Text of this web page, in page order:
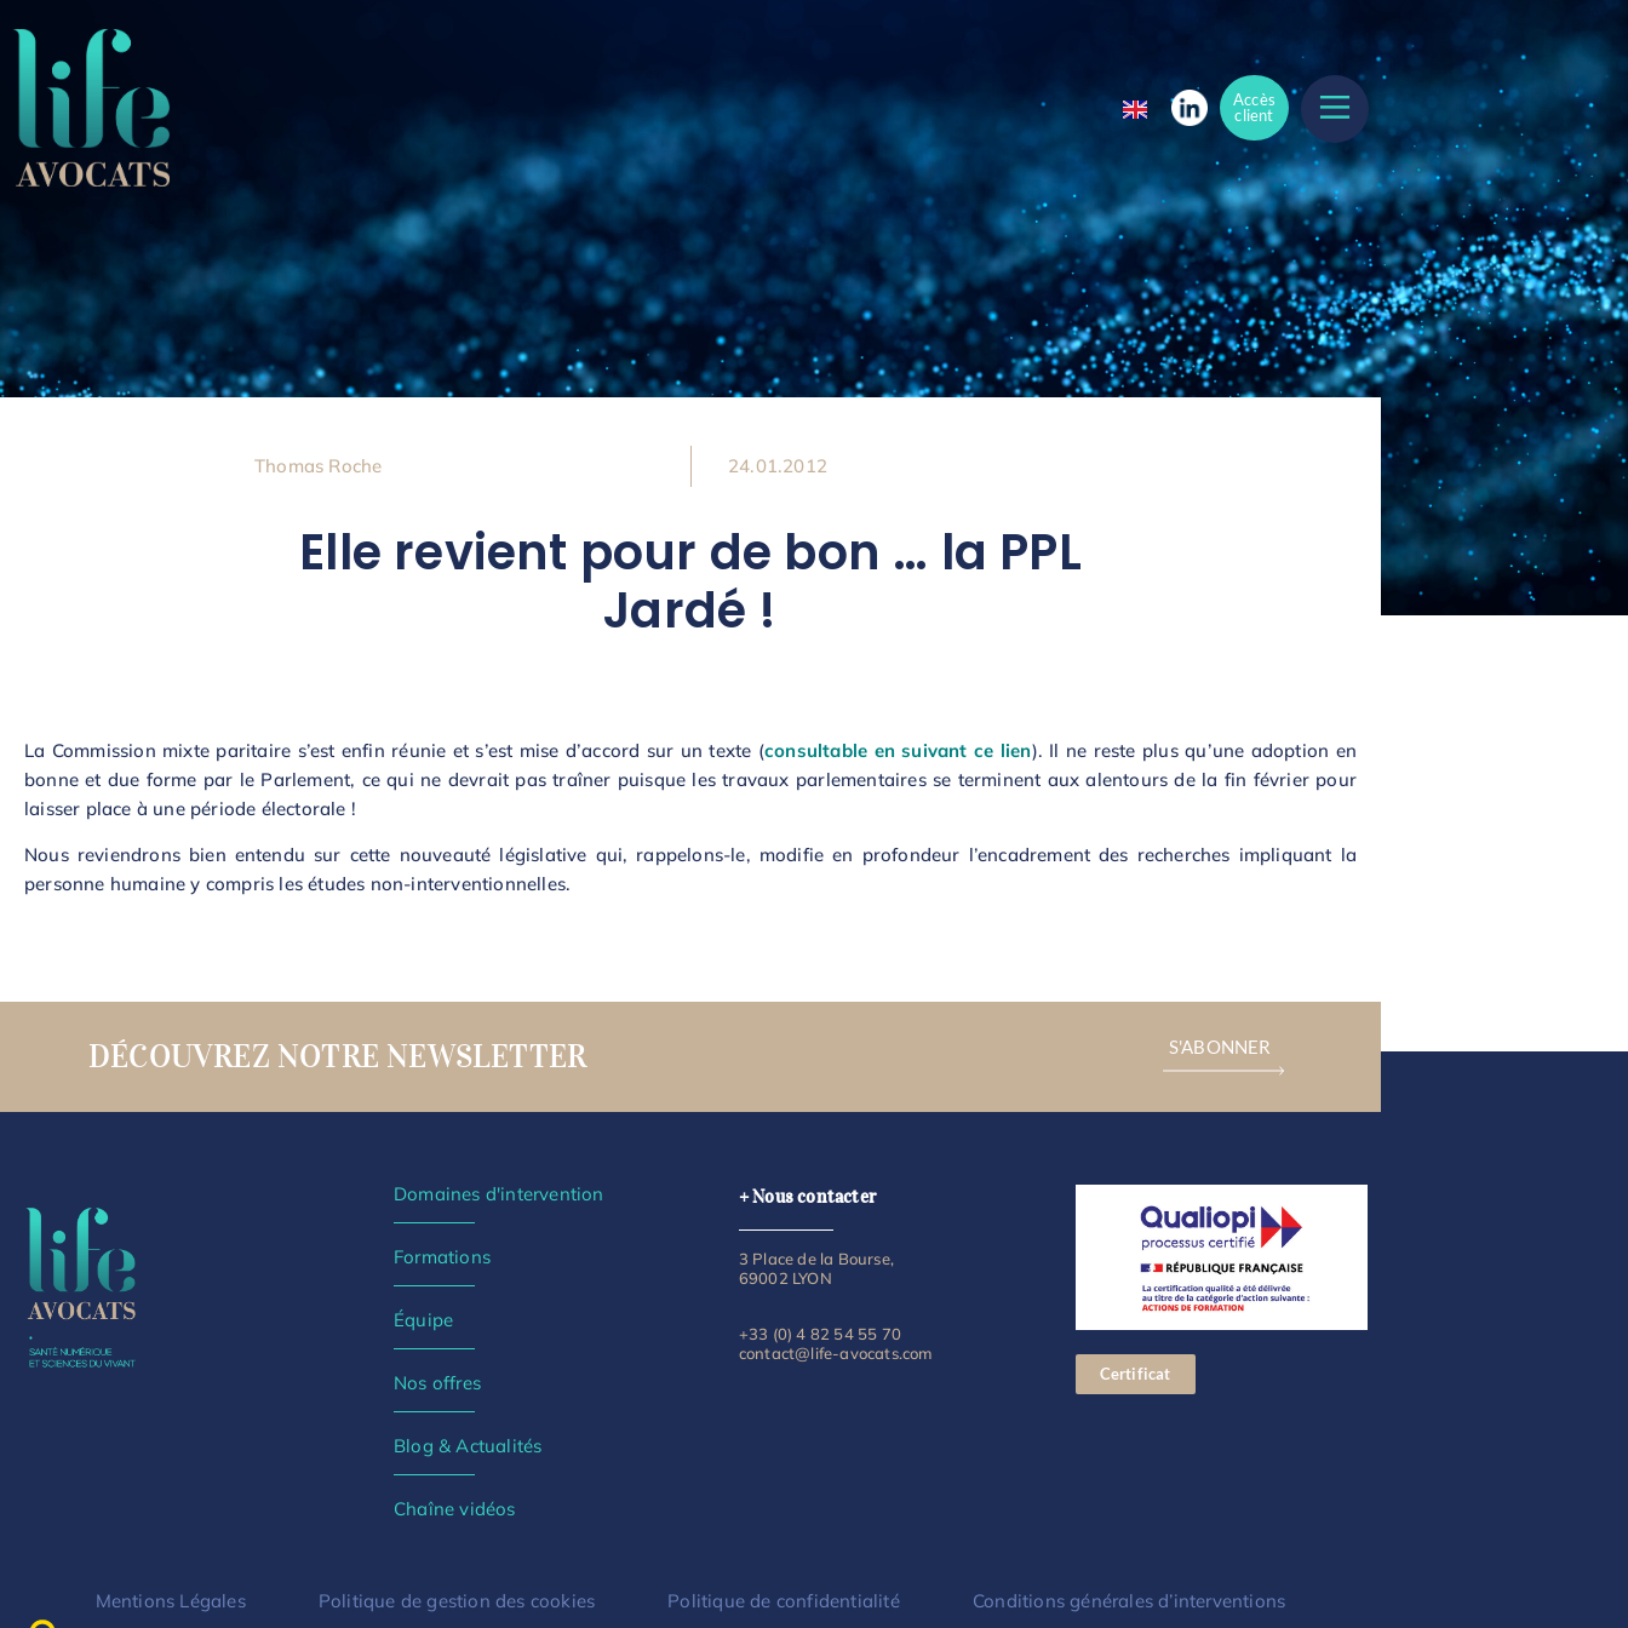
client
Accès
client
Thomas Roche 24.01.2012
Elle revient pour de bon … la PPL
Jardé !
La Commission mixte paritaire s’est enfin réunie et s’est mise d’accord sur un texte (consultable en suivant ce lien). Il ne reste plus qu’une adoption en
bonne et due forme par le Parlement, ce qui ne devrait pas traîner puisque les travaux parlementaires se terminent aux alentours de la fin février pour
laisser place à une période électorale !
Nous reviendrons bien entendu sur cette nouveauté législative qui, rappelons-le, modifie en profondeur l’encadrement des recherches impliquant la
personne humaine y compris les études non-interventionnelles.
DÉCOUVREZ NOTRE NEWSLETTER S'ABONNER
Domaines d'intervention
Formations
Équipe
Nos offres
Blog & Actualités
Chaîne vidéos
+ Nous contacter
3 Place de la Bourse,
69002 LYON
+33 (0) 4 82 54 55 70
contact@life-avocats.com
Certificat
Mentions Légales Politique de gestion des cookies Politique de confidentialité Conditions générales d’interventions